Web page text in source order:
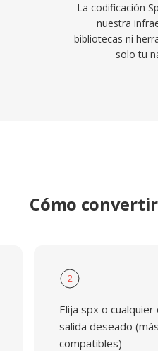
desde 2012, Speex
grabaciones
su decodificador
La codificación
nuestra
bibliotecas ni
solo tu
Cómo convertir
2
Elija spx o
salida deseado
compatibles)